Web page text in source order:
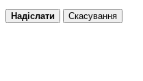
Надіслати Скасування